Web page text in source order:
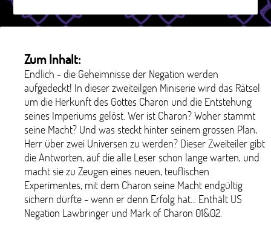
Zum Inhalt:
Endlich - die Geheimnisse der Negation werden
aufgedeckt! In dieser zweiteilgen Miniserie wird das Rätsel
um die Herkunft des Gottes Charon und die Entstehung
seines Imperiums gelöst. Wer ist Charon? Woher stammt
seine Macht? Und was steckt hinter seinem grossen Plan,
Herr über zwei Universen zu werden? Dieser Zweiteiler gibt
die Antworten, auf die alle Leser schon lange warten, und
macht sie zu Zeugen eines neuen, teuflischen
Experimentes, mit dem Charon seine Macht endgültig
sichern dürfte - wenn er denn Erfolg hat... Enthält US
Negation Lawbringer und Mark of Charon 01&02.